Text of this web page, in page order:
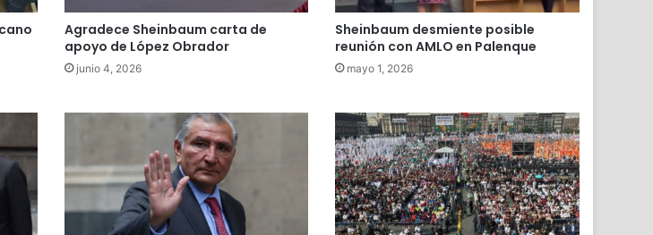
Agradece Sheinbaum carta de
apoyo de López Obrador
junio 4, 2026
Sheinbaum desmiente posible
reunión con AMLO en Palenque
mayo 1, 2026